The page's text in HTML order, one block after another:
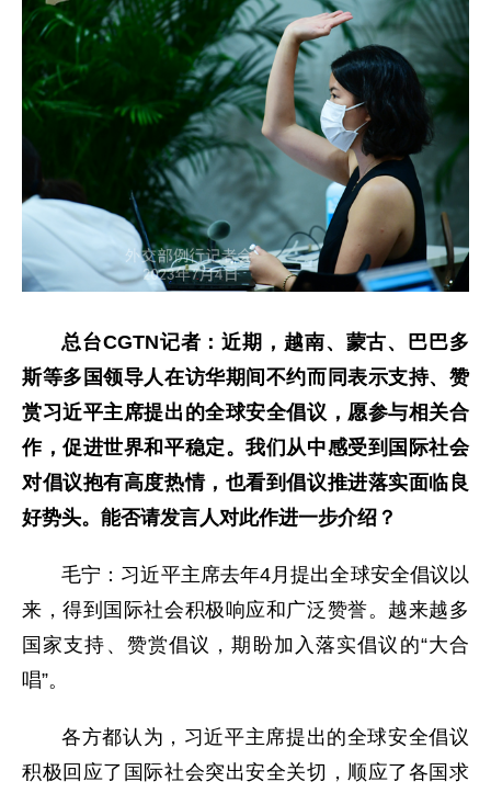
总台CGTN记者：近期，越南、蒙古、巴巴多
斯等多国领导人在访华期间不约而同表示支持、赞
赏习近平主席提出的全球安全倡议，愿参与相关合
作，促进世界和平稳定。我们从中感受到国际社会
对倡议抱有高度热情，也看到倡议推进落实面临良
好势头。能否请发言人对此作进一步介绍？
毛宁：习近平主席去年4月提出全球安全倡议以
来，得到国际社会积极响应和广泛赞誉。越来越多
国家支持、赞赏倡议，期盼加入落实倡议的“大合
唱”。
各方都认为，习近平主席提出的全球安全倡议
积极回应了国际社会突出安全关切，顺应了各国求